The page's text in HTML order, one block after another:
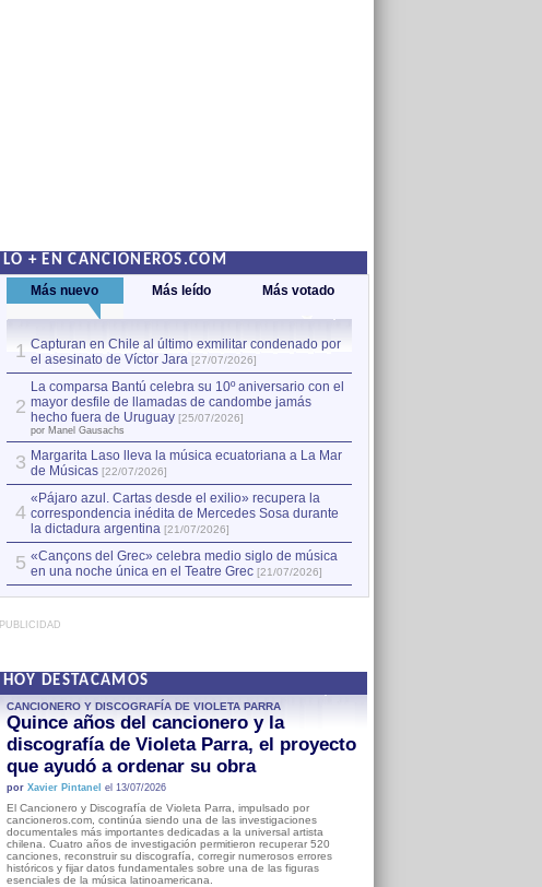
LO + EN CANCIONEROS.COM
Más nuevo Más leído Más votado
1 Capturan en Chile al último exmilitar condenado por
el asesinato de Víctor Jara [27/07/2026]
2
La comparsa Bantú celebra su 10º aniversario con el
mayor desfile de llamadas de candombe jamás
hecho fuera de Uruguay [25/07/2026]
por Manel Gausachs
3 Margarita Laso lleva la música ecuatoriana a La Mar
de Músicas [22/07/2026]
4
«Pájaro azul. Cartas desde el exilio» recupera la
correspondencia inédita de Mercedes Sosa durante
la dictadura argentina [21/07/2026]
5 «Cançons del Grec» celebra medio siglo de música
en una noche única en el Teatre Grec [21/07/2026]
PUBLICIDAD
HOY DESTACAMOS
CANCIONERO Y DISCOGRAFÍA DE VIOLETA PARRA
Quince años del cancionero y la
discografía de Violeta Parra, el proyecto
que ayudó a ordenar su obra
por Xavier Pintanel el 13/07/2026
El Cancionero y Discografía de Violeta Parra, impulsado por
cancioneros.com, continúa siendo una de las investigaciones
documentales más importantes dedicadas a la universal artista
chilena. Cuatro años de investigación permitieron recuperar 520
canciones, reconstruir su discografía, corregir numerosos errores
históricos y fijar datos fundamentales sobre una de las figuras
esenciales de la música latinoamericana.